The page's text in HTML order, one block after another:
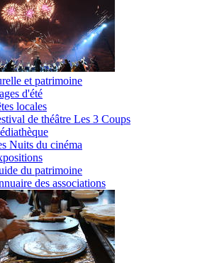
et patrimoine
d'été
locales
de théâtre Les 3 Coups
Nuits du cinéma
du patrimoine
des associations